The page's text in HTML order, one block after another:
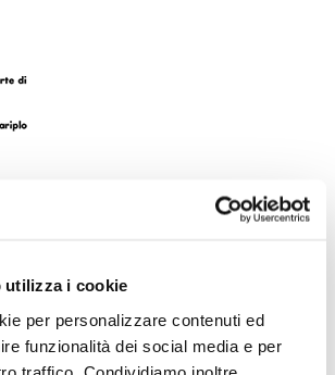
utilizza i cookie
per personalizzare contenuti ed
funzionalità dei social media e per